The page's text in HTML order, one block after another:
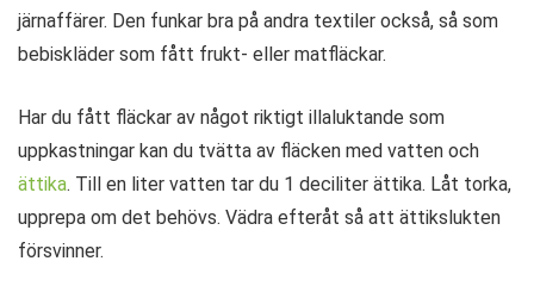
järnaffärer. Den funkar bra på andra textiler också, så som
bebiskläder som fått frukt- eller matfläckar.
Har du fått fläckar av något riktigt illaluktande som
uppkastningar kan du tvätta av fläcken med vatten och
ättika. Till en liter vatten tar du 1 deciliter ättika. Låt torka,
upprepa om det behövs. Vädra efteråt så att ättikslukten
försvinner.